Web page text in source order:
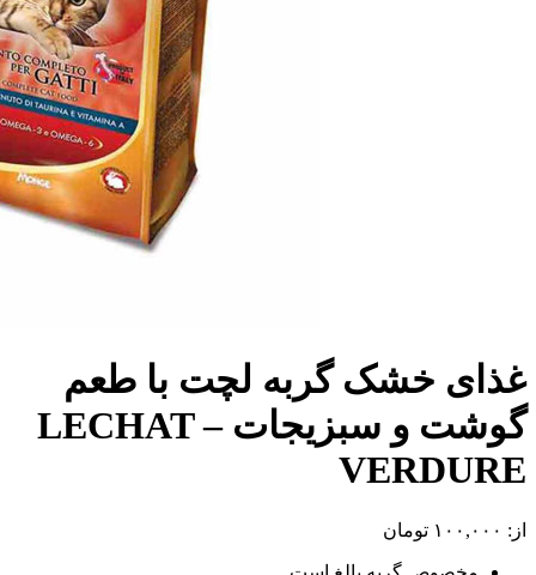
غذای خشک گربه لچت با طعم
گوشت و سبزیجات – LECHAT
VERDURE
از: ۱۰۰,۰۰۰ تومان